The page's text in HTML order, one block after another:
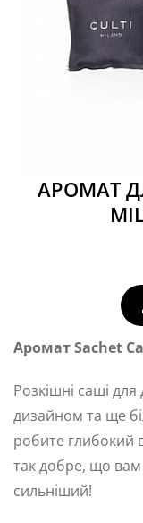
АРОМАТ
Аромат Sachet
Розкішні саші
дизайном та ще
робите глибокий
так добре, що
сильніший!